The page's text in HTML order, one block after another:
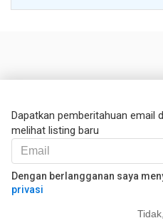
Dapatkan pemberitahuan email
melihat listing baru
Dengan berlangganan saya
privasi
Kontak kami
Hukum
Syarat dan ketentuan
Kebijakan privasi
Kebijakan Cookies